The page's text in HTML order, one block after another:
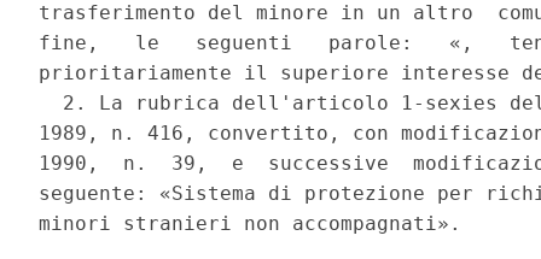
trasferimento del minore in un altro
fine,   le   seguenti   parole:   «,
prioritariamente il superiore interesse
2. La rubrica dell'articolo 1-sexies
1989, n. 416, convertito, con
1990,  n.  39,  e  successive
seguente: «Sistema di protezione per